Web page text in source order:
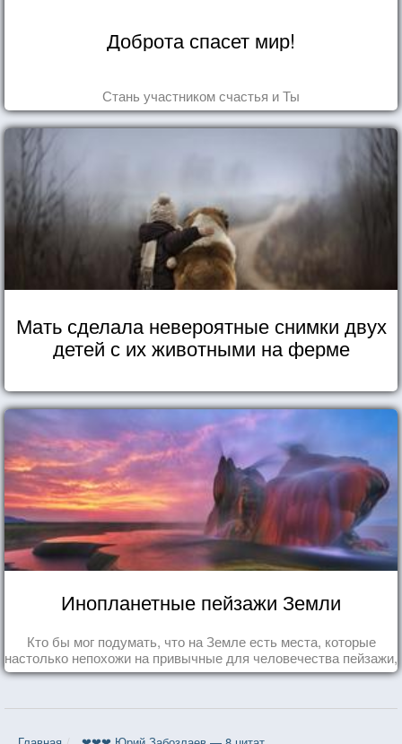
Доброта спасет мир!
Стань участником счастья и Ты
Мать сделала невероятные снимки двух
детей с их животными на ферме
Инопланетные пейзажи Земли
Кто бы мог подумать, что на Земле есть места, которые
настолько непохожи на привычные для человечества пейзажи,
что кажутся и вовсе инопланетными!